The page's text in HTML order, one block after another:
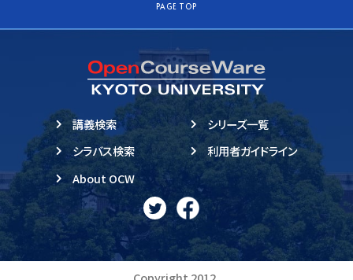
PAGE TOP
講義検索
シラバス検索
About OCW
シリーズ一覧
利用者ガイドライン